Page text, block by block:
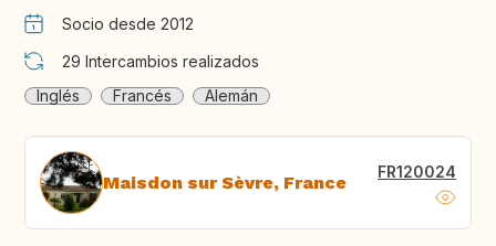
Socio desde 2012
29 Intercambios realizados
Inglés
Francés Alemán
Maisdon sur Sèvre, France FR120024